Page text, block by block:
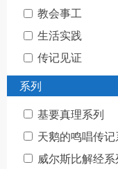
教会事工
生活实践
传记见证
系列
基要真理系列
天鹅的鸣唱传记
威尔斯比解经系